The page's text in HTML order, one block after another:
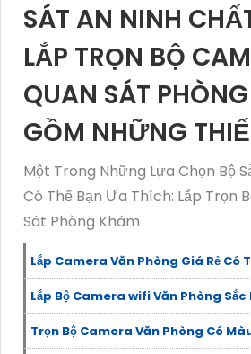
SÁT AN NINH
LẮP TRỌN BỘ
QUAN SÁT
GỒM NHỮNG
Một Trong Những Lựa Chọn Bộ
Có Thể Bạn Ưa Thích: Lắp Trọn
Sát Phòng Khám
Lắp Camera Văn Phòng Giá Rẻ Có
Lắp Bộ Camera wifi Văn Phòng Sắc
Trọn Bộ Camera Văn Phòng Có